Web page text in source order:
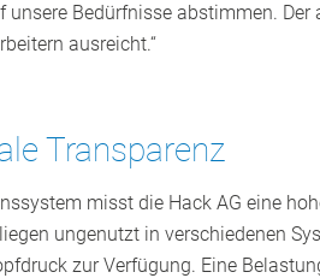
Bedürfnisse abstimmen.
ausreicht.“
Transparenz
misst die Hack AG eine
ungenutzt in verschiedenen
zur Verfügung. Eine